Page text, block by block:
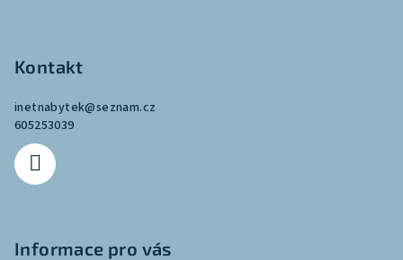
Kontakt
inetnabytek@seznam.cz
605253039
Informace pro vás